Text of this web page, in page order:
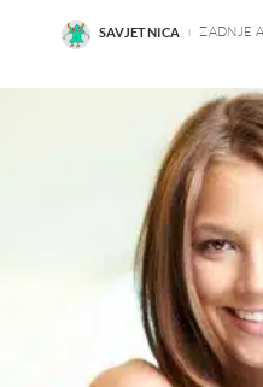
POSTED
SAVJETNICA ZADNJE